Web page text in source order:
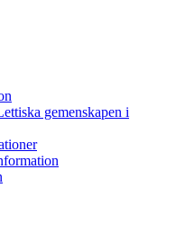
gemenskapen i